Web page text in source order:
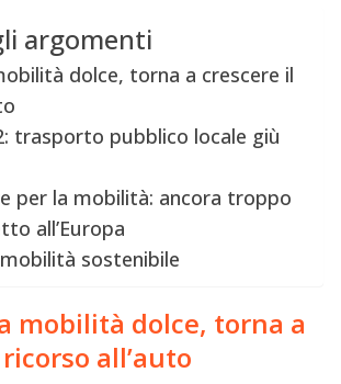
argomenti
dolce, torna a crescere il
trasporto pubblico locale giù
per la mobilità: ancora troppo
all’Europa
sostenibile
mobilità dolce, torna a
all’auto